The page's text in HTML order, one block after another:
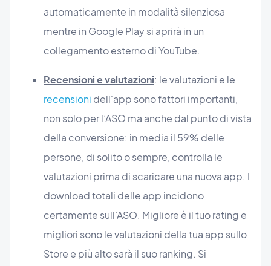
automaticamente in modalità silenziosa
mentre in Google Play si aprirà in un
collegamento esterno di YouTube.
Recensioni e valutazioni: le valutazioni e le
recensioni dell'app sono fattori importanti,
non solo per l’ASO ma anche dal punto di vista
della conversione: in media il 59% delle
persone, di solito o sempre, controlla le
valutazioni prima di scaricare una nuova app. I
download totali delle app incidono
certamente sull’ASO. Migliore è il tuo rating e
migliori sono le valutazioni della tua app sullo
Store e più alto sarà il suo ranking. Si